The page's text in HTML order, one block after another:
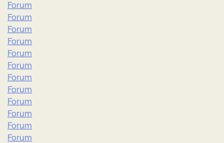
Forum
Forum
Forum
Forum
Forum
Forum
Forum
Forum
Forum
Forum
Forum
Forum